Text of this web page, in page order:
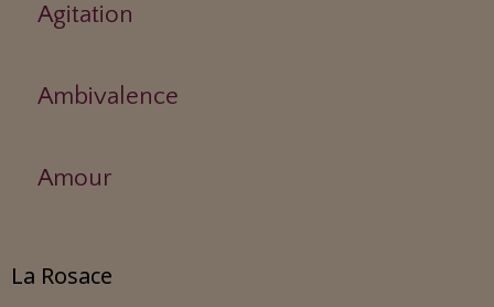
Agitation
Ambivalence
Amour
La Rosace